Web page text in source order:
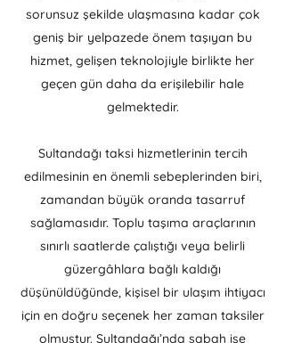
sorunsuz şekilde ulaşmasına kadar çok
geniş bir yelpazede önem taşıyan bu
hizmet, gelişen teknolojiyle birlikte her
geçen gün daha da erişilebilir hale
gelmektedir.
Sultandağı taksi hizmetlerinin tercih
edilmesinin en önemli sebeplerinden biri,
zamandan büyük oranda tasarruf
sağlamasıdır. Toplu taşıma araçlarının
sınırlı saatlerde çalıştığı veya belirli
güzergâhlara bağlı kaldığı
düşünüldüğünde, kişisel bir ulaşım ihtiyacı
için en doğru seçenek her zaman taksiler
olmuştur. Sultandağı’nda sabah işe